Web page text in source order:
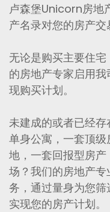
卢森堡Unicorn房地
产名录对您的房产交
无论是购买主要住
的房地产专家启用
现购买计划。
未建成的或者已经
单身公寓，一套顶
地，一套回报型房
场？我们的房地产
务，通过量身为您
实现您的房产计划。